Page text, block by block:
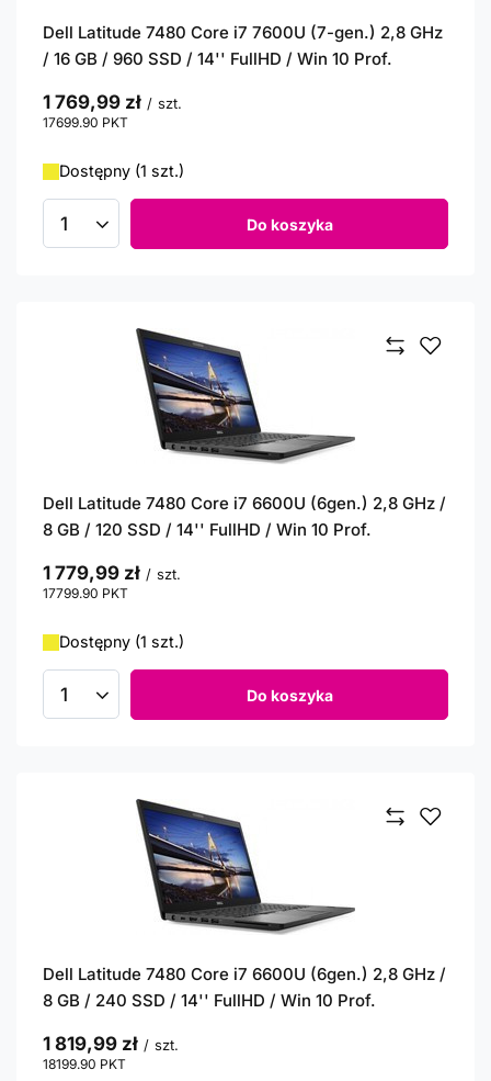
Dell Latitude 7480 Core i7 7600U (7-gen.) 2,8 GHz
/ 16 GB / 960 SSD / 14'' FullHD / Win 10 Prof.
1 769,99 zł / szt.
17699.90 PKT
Dostępny (1 szt.)
Ilość produktów Do koszyka
Dell Latitude 7480 Core i7 6600U (6gen.) 2,8 GHz /
8 GB / 120 SSD / 14'' FullHD / Win 10 Prof.
1 779,99 zł / szt.
17799.90 PKT
Dostępny (1 szt.)
Ilość produktów Do koszyka
Dell Latitude 7480 Core i7 6600U (6gen.) 2,8 GHz /
8 GB / 240 SSD / 14'' FullHD / Win 10 Prof.
1 819,99 zł / szt.
18199.90 PKT